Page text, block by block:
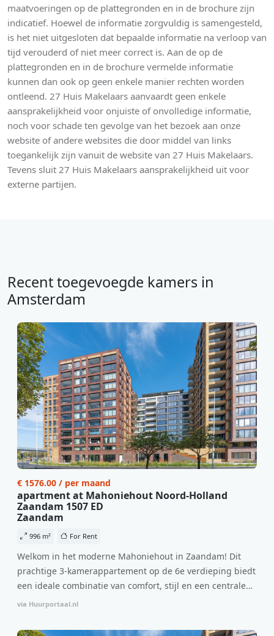
maatvoeringen op de plattegronden en in de brochure zijn
indicatief. Hoewel de informatie zorgvuldig is samengesteld,
is het niet uitgesloten dat bepaalde informatie na verloop van
tijd verouderd of niet meer correct is. Aan de op de
plattegronden en in de brochure vermelde informatie
kunnen dan ook op geen enkele manier rechten worden
ontleend. 27 Huis Makelaars aanvaardt geen enkele
aansprakelijkheid voor onjuiste of onvolledige informatie,
noch voor schade ten gevolge van het bezoek aan onze
website of andere websites die door middel van links
toegankelijk zijn vanuit de website van 27 Huis Makelaars.
Tevens sluit 27 Huis Makelaars aansprakelijkheid uit voor
externe partijen.
Recent toegevoegde kamers in
Amsterdam
€ 1576.00 / per maand
apartment at Mahoniehout Noord-Holland
Zaandam 1507 ED
Zaandam
996 m² For Rent
Welkom in het moderne Mahoniehout in Zaandam! Dit
prachtige 3-kamerappartement op de 6e verdieping biedt
een ideale combinatie van comfort, stijl en een centrale
locatie. Met een huurprijs van €1.576 per maand
per maand is dit een geweldige kans voor professionals
via Huurportaal.nl